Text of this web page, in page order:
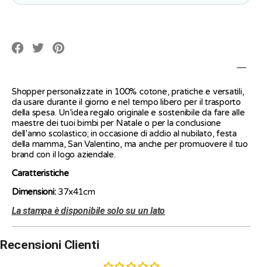
TranslationTranslationTranslation
Shopper personalizzate in 100% cotone, pratiche e versatili,
da usare durante il giorno e nel tempo libero per il trasporto
della spesa. Un’idea regalo originale e sostenibile da fare alle
maestre dei tuoi bimbi per Natale o per la conclusione
dell’anno scolastico; in occasione di addio al nubilato, festa
della mamma, San Valentino, ma anche per promuovere il tuo
brand con il logo aziendale.
Caratteristiche
Dimensioni:37x41cm
La stampa è disponibile solo su un lato
Recensioni Clienti